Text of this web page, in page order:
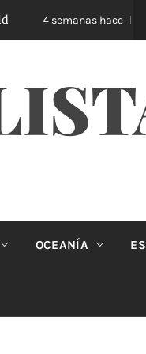
4 semanas hace Oveja
OCEANÍA